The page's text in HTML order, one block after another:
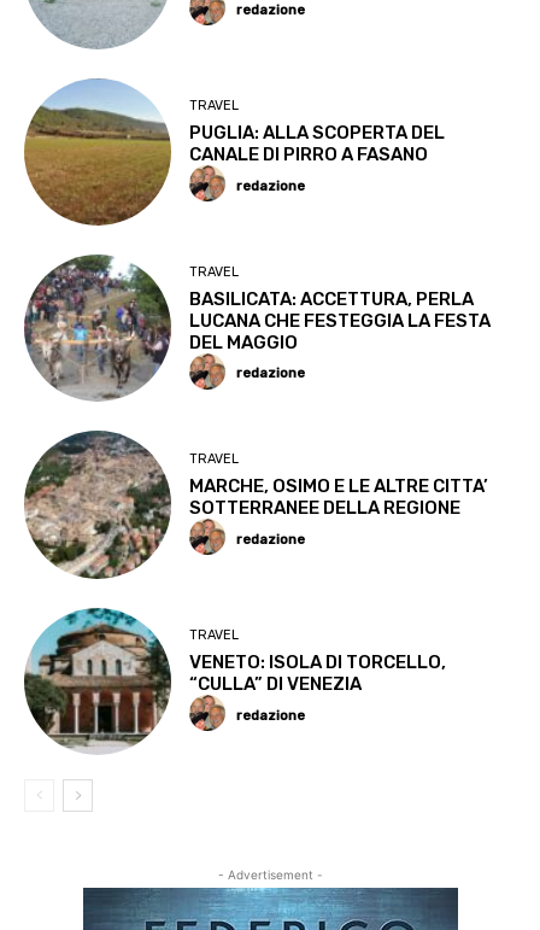
redazione
TRAVEL
PUGLIA: ALLA SCOPERTA DEL
CANALE DI PIRRO A FASANO
redazione
TRAVEL
BASILICATA: ACCETTURA, PERLA
LUCANA CHE FESTEGGIA LA FESTA
DEL MAGGIO
redazione
TRAVEL
MARCHE, OSIMO E LE ALTRE CITTA’
SOTTERRANEE DELLA REGIONE
redazione
TRAVEL
VENETO: ISOLA DI TORCELLO,
“CULLA” DI VENEZIA
redazione
- Advertisement -